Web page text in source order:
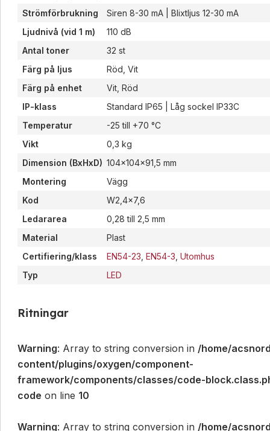
Strömförbrukning
Siren 8-30 mA | Blixtljus 12-30 mA
Ljudnivå (vid 1 m)
110 dB
Antal toner
32 st
Färg på ljus
Röd, Vit
Färg på enhet
Vit, Röd
IP-klass
Standard IP65 | Låg sockel IP33C
Temperatur
-25 till +70 °C
Vikt
0,3 kg
Dimension (BxHxD) 104x104x91,5 mm
Montering
Vägg
Kod
W2,4x7,6
Ledararea
0,28 till 2,5 mm
Material
Plast
Certifiering/klass
EN54-23 EN54-3 Utomhus
Typ
LED
Ritningar
Warning: Array to string conversion in /home/
content/plugins/oxygen/component-
framework/components/classes/code-
code on line 10
Warning: Array to string conversion in /home/